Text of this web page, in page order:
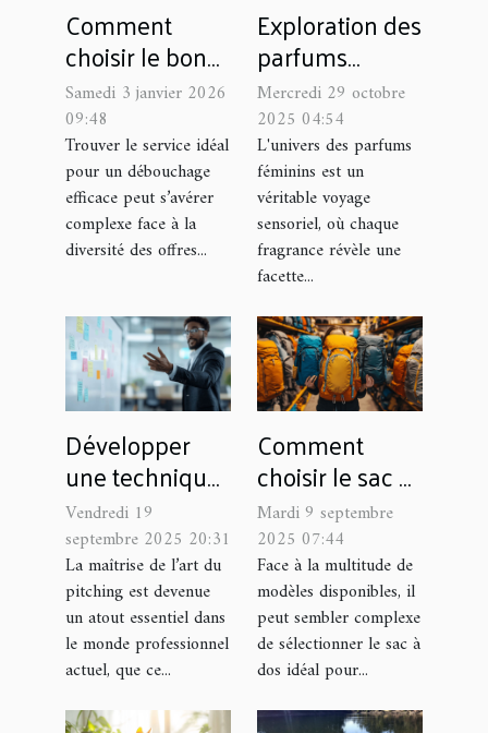
Comment
choisir le bon
service pour un
débouchage
efficace ?
Samedi 3 janvier 2026
09:48
Trouver le service idéal
pour un débouchage
efficace peut s’avérer
complexe face à la
diversité des offres...
Exploration des
parfums
féminins :
Comment
choisir selon
l'intensité et
l'occasion ?
Mercredi 29 octobre
2025 04:54
L'univers des parfums
féminins est un
véritable voyage
sensoriel, où chaque
fragrance révèle une
facette...
Développer
une technique
de pitching :
conseils et
astuces
Vendredi 19
septembre 2025 20:31
La maîtrise de l’art du
pitching est devenue
un atout essentiel dans
le monde professionnel
actuel, que ce...
Comment
choisir le sac à
dos parfait
pour chaque
occasion ?
Mardi 9 septembre
2025 07:44
Face à la multitude de
modèles disponibles, il
peut sembler complexe
de sélectionner le sac à
dos idéal pour...